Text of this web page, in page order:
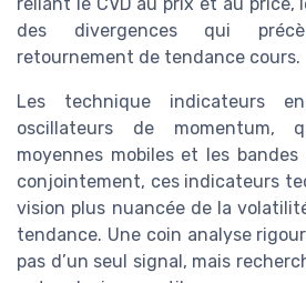
des divergences qui
retournement de tendance cours.
Les technique indicateurs
oscillateurs de momentum,
moyennes mobiles et les
conjointement, ces indicateurs
vision plus nuancée de la
tendance. Une coin analyse
pas d’un seul signal, mais